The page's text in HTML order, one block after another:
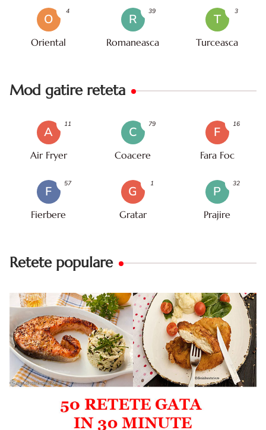
O
Oriental
4
R
Romaneasca
39
T
Turceasca
3
Mod gatire reteta
A
Air Fryer
11
C
Coacere
79
F
Fara Foc
16
F
Fierbere
57
G
Gratar
1
P
Prajire
32
Retete populare